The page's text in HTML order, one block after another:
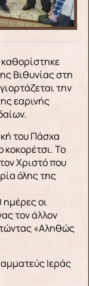
Βιθυνίας στη
την
εαρινής
του Πάσχα
κοκορέτσι. Το
Χριστό που
όλης της
ημέρες οι
τον άλλον
«Αληθώς
Ιεράς